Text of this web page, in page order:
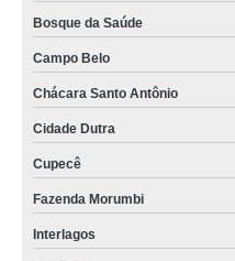
Bosque da Saúde
Campo Belo
Chácara Santo Antônio
Cidade Dutra
Cupecê
Fazenda Morumbi
Interlagos